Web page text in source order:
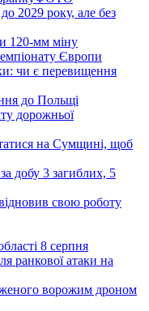
2029 року, але без
120-мм міну
Європи
чи є перевищення
до Польщі
дорожньої
на Сумщині, щоб
добу 3 загиблих, 5
свою роботу
8 серпня
ранкової атаки на
ворожим дроном